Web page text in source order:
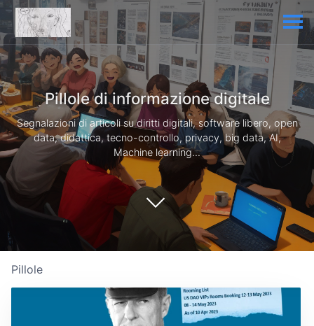
Pillole di informazione digitale
Segnalazioni di articoli su diritti digitali, software libero, open
data, didattica, tecno-controllo, privacy, big data, AI,
Machine learning...
Pillole